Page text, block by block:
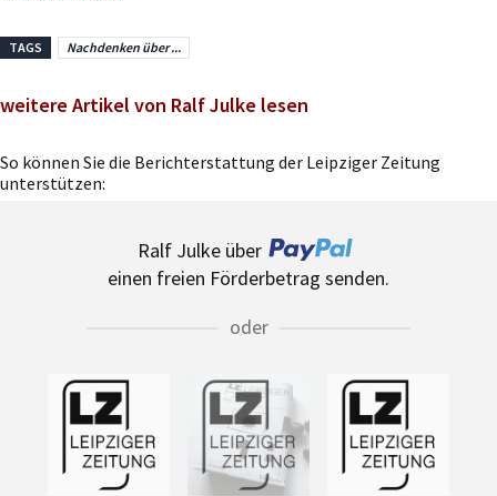
TAGS Nachdenken über ...
weitere Artikel von Ralf Julke lesen
So können Sie die Berichterstattung der Leipziger Zeitung
unterstützen:
Ralf Julke über
einen freien Förderbetrag senden.
oder